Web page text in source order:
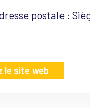
postale :
le site web